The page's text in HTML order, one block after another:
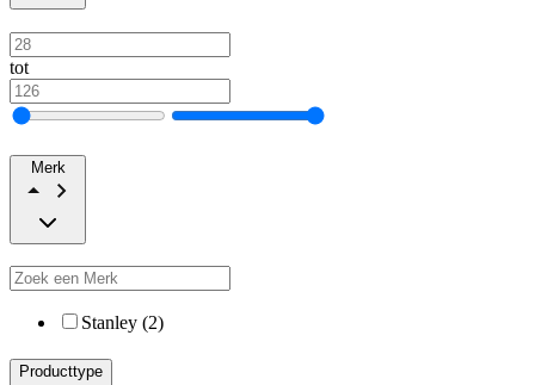
tot
Merk
Stanley (2)
Producttype